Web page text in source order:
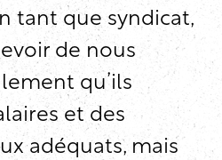
tant que syndicat,
de nous
qu’ils
et des
adéquats, mais